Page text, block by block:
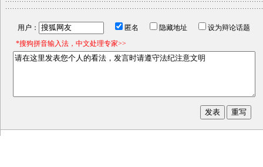
用户： 匿名 隐藏地址
设为辩论话题
*搜狗拼音输入法，中文处理专家>>